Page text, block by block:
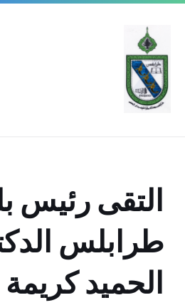
Skip
content
Skip
navigation
Skip
التقى رئيس
طرابلس
الحميد كريمة